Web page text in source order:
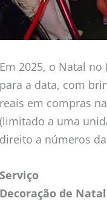
Em 2025, o Natal
para a data, com
reais em compras
(limitado a uma
direito a números
Serviço
Decoração de Natal